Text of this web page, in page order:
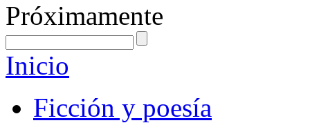
Próximamente
Inicio
Ficción y poesía